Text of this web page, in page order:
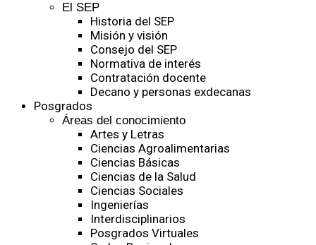
El SEP
Historia del SEP
Misión y visión
Consejo del SEP
Normativa de interés
Contratación docente
Decano y personas exdecanas
Posgrados
Áreas del conocimiento
Artes y Letras
Ciencias Agroalimentarias
Ciencias Básicas
Ciencias de la Salud
Ciencias Sociales
Ingenierías
Interdisciplinarios
Posgrados Virtuales